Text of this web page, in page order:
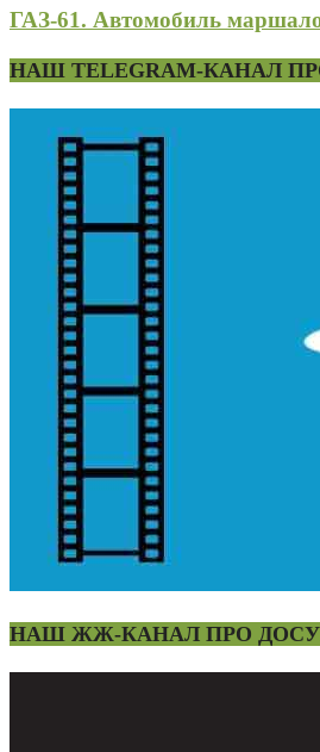
ГАЗ-61. Автомобиль
НАШ TELEGRAM-КАНАЛ
НАШ ЖЖ-КАНАЛ ПРО